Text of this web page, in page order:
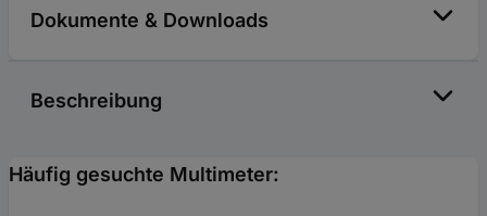
Dokumente & Downloads
Beschreibung
Häufig gesuchte Multimeter: